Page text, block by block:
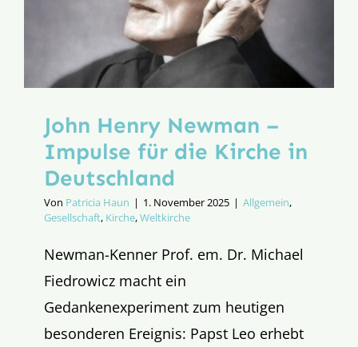
John Henry Newman –
Impulse für die Kirche in
Deutschland
Von Patricia Haun | 1. November 2025 | Allgemein,
Gesellschaft, Kirche,Weltkirche
Newman-Kenner Prof. em. Dr. Michael
Fiedrowicz macht ein
Gedankenexperiment zum heutigen
besonderen Ereignis: Papst Leo erhebt